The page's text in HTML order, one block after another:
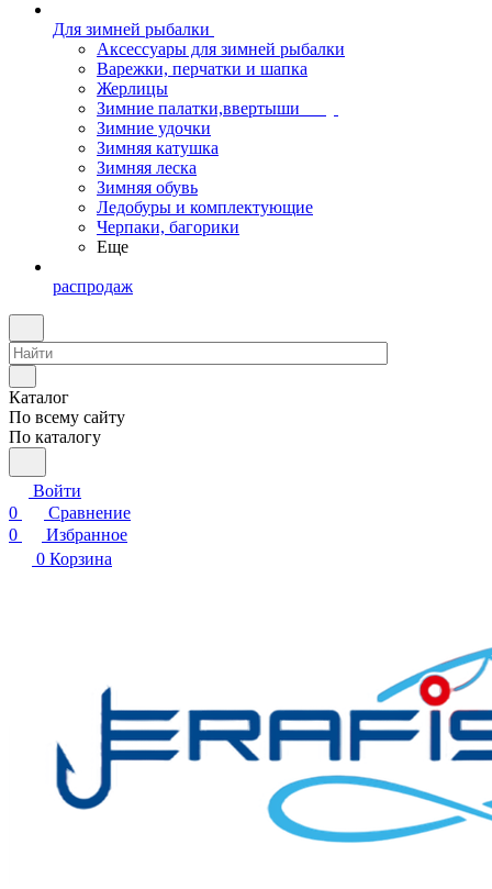
Для зимней рыбалки
Аксессуары для зимней рыбалки
Варежки, перчатки и шапка
Жерлицы
Зимние палатки,ввертыши
Зимние удочки
Зимняя катушка
Зимняя леска
Зимняя обувь
Ледобуры и комплектующие
Черпаки, багорики
Еще
распродаж
Каталог
По всему сайту
По каталогу
Войти
0
Сравнение
0
Избранное
0 Корзина